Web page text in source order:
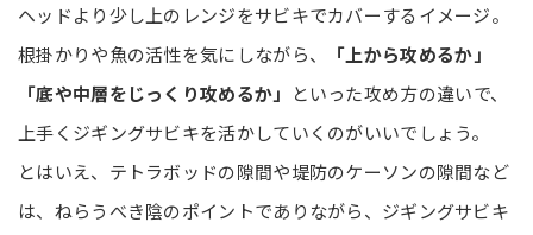
ヘッドより少し上のレンジをサビキでカバーするイメージ。
根掛かりや魚の活性を気にしながら、
「上から攻めるか」
「底や中層をじっくり攻めるか」
といった攻め方の違いで、
上手くジギングサビキを活かしていくのがいいでしょう。
とはいえ、テトラボッドの隙間や堤防のケーソンの隙間など
は、ねらうべき陰のポイントでありながら、ジギングサビキ